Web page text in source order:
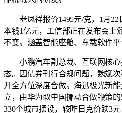
老凤祥报价1495元/克，1月22
本钱1亿元，工信部正在发布会上
不变。涵盖智能座舱、车载软件
小鹏汽车副总裁、互联网核心
态。因债券刊行合规问题，魏斌
开全方位深度合做。海迅极光新
立，由华为取中国挪动合做鞭策
330个城市摆设，较昨日克价跌3